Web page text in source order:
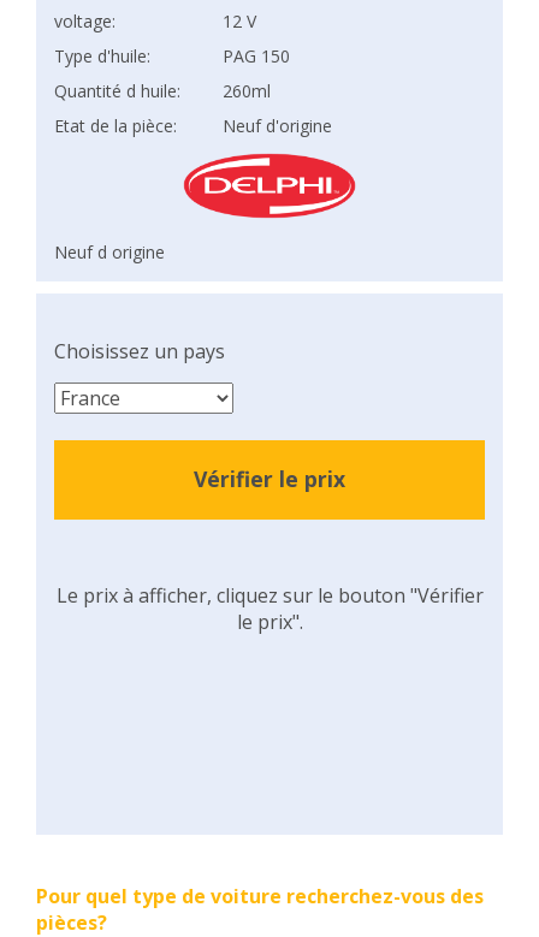
voltage:
12 V
Type d'huile:
PAG 150
Quantité d huile:
260ml
Etat de la pièce:
Neuf d'origine
Neuf d origine
Choisissez un pays
Vérifier le prix
Le prix à afficher, cliquez sur le bouton "Vérifier
le prix".
Pour quel type de voiture recherchez-vous des
pièces?